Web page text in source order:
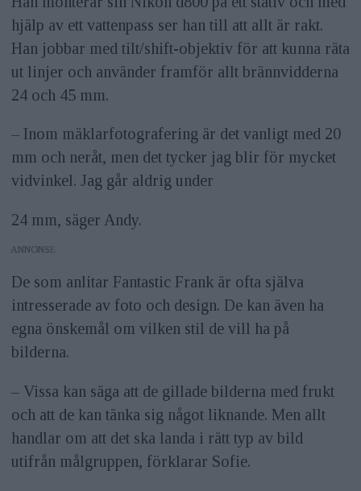
hjälp av ett vattenpass ser han till att allt är rakt.
Han jobbar med tilt/shift-objektiv för att kunna räta
ut linjer och använder framför allt brännvidderna
24 och 45 mm.
– Inom mäklarfotografering är det vanligt med 20
mm och neråt, men det tycker jag blir för mycket
vidvinkel. Jag går aldrig under
24 mm, säger Andy.
ANNONS
De som anlitar Fantastic Frank är ofta själva
intresserade av foto och design. De kan även ha
egna önskemål om vilken stil de vill ha på
bilderna.
– Vissa kan säga att de gillade bilderna med frukt
och att de kan tänka sig något liknande. Men allt
handlar om att det ska landa i rätt typ av bild
utifrån målgruppen, förklarar Sofie.